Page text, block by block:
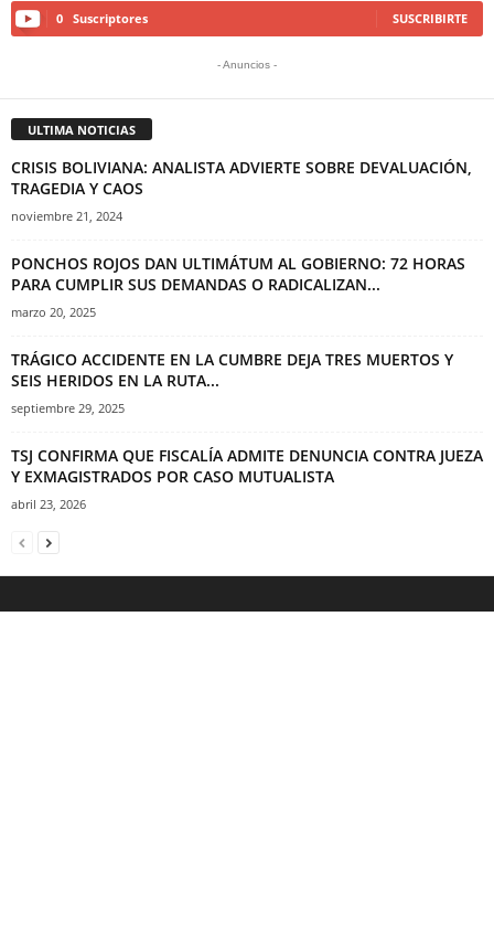
0 Suscriptores SUSCRIBIRTE
- Anuncios -
ULTIMA NOTICIAS
CRISIS BOLIVIANA: ANALISTA ADVIERTE SOBRE DEVALUACIÓN,
TRAGEDIA Y CAOS
noviembre 21, 2024
PONCHOS ROJOS DAN ULTIMÁTUM AL GOBIERNO: 72 HORAS
PARA CUMPLIR SUS DEMANDAS O RADICALIZAN...
marzo 20, 2025
TRÁGICO ACCIDENTE EN LA CUMBRE DEJA TRES MUERTOS Y
SEIS HERIDOS EN LA RUTA...
septiembre 29, 2025
TSJ CONFIRMA QUE FISCALÍA ADMITE DENUNCIA CONTRA JUEZA
Y EXMAGISTRADOS POR CASO MUTUALISTA
abril 23, 2026